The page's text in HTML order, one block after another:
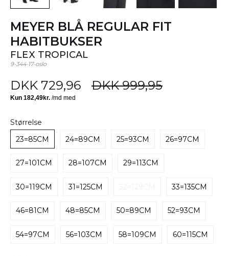
MEYER BLÅ REGULAR FIT
HABITBUKSER
FLEX TROPICAL
9-344-17-oslo
DKK 729,96 DKK 999,95
Størrelse
23=85CM
24=89CM 25=93CM 26=97CM
27=101CM 28=107CM 29=113CM
30=119CM 31=125CM 33=135CM
46=81CM 48=85CM 50=89CM 52=93CM
54=97CM 56=103CM 58=109CM 60=115CM